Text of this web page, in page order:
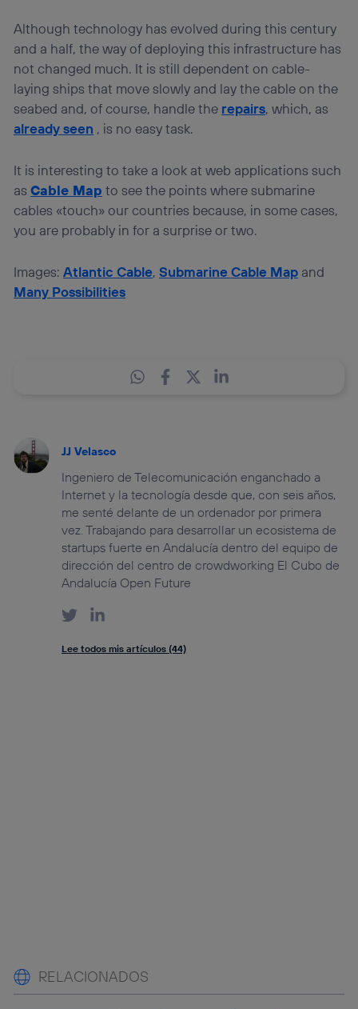
Although technology has evolved during this century
and a half, the way of deploying this infrastructure has
not changed much. It is still dependent on cable-
laying ships that move slowly and lay the cable on the
seabed and, of course, handle the repairs, which, as
already seen , is no easy task.
It is interesting to take a look at web applications such
asCable Map to see the points where submarine
cables «touch» our countries because, in some cases,
you are probably in for a surprise or two.
Images:Atlantic Cable,Submarine Cable Map and
Many Possibilities
JJ Velasco
Ingeniero de Telecomunicación enganchado a
Internet y la tecnología desde que, con seis años,
me senté delante de un ordenador por primera
vez. Trabajando para desarrollar un ecosistema de
startups fuerte en Andalucía dentro del equipo de
dirección del centro de crowdworking El Cubo de
Andalucía Open Future
Lee todos mis artículos (44)
RELACIONADOS